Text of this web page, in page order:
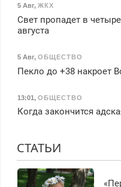
5 Авг, ЖКХ
Свет пропадет в
августа
5 Авг, ОБЩЕСТВО
Пекло до +38 накроет
13:01, ОБЩЕСТВО
Когда закончится
СТАТЬИ